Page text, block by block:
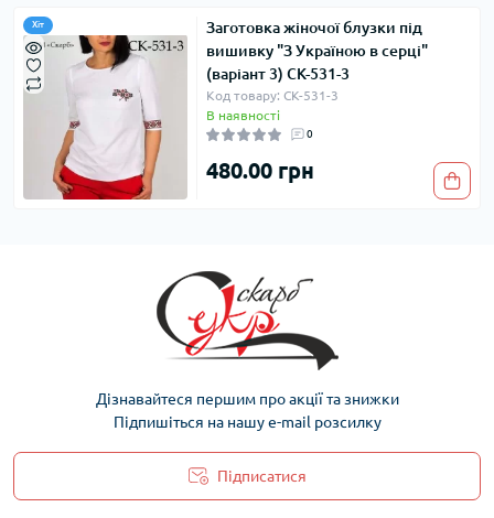
Хіт
Заготовка жіночої блузки під
вишивку "З Україною в серці"
(варіант 3) СК-531-3
Код товару: СК-531-3
В наявності
0
480.00 грн
Дізнавайтеся першим про акції та знижки
Підпишіться на нашу e-mail розсилку
Підписатися